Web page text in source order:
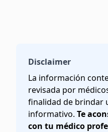
Disclaimer
La información
revisada por
finalidad de brindar
informativo. Te
con tu médico